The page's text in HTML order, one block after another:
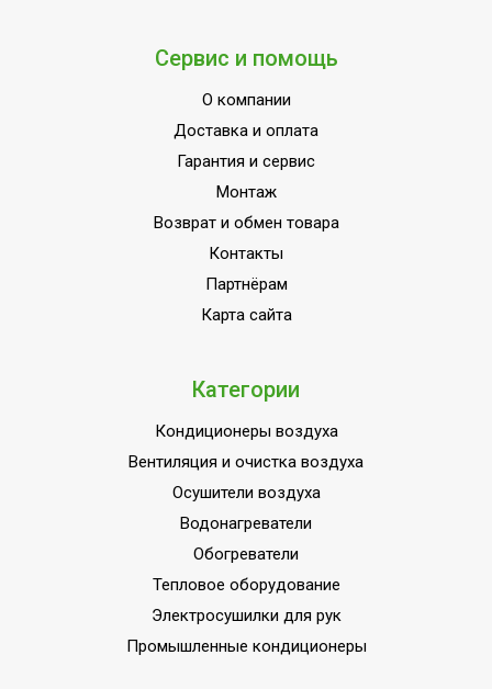
Сервис и помощь
О компании
Доставка и оплата
Гарантия и сервис
Монтаж
Возврат и обмен товара
Контакты
Партнёрам
Карта сайта
Категории
Кондиционеры воздуха
Вентиляция и очистка воздуха
Осушители воздуха
Водонагреватели
Обогреватели
Тепловое оборудование
Электросушилки для рук
Промышленные кондиционеры